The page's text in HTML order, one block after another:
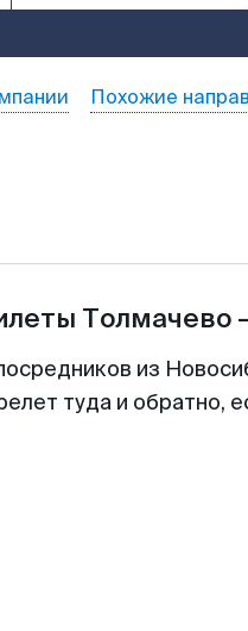
Похожие
Толмачево
из
туда и обратно,